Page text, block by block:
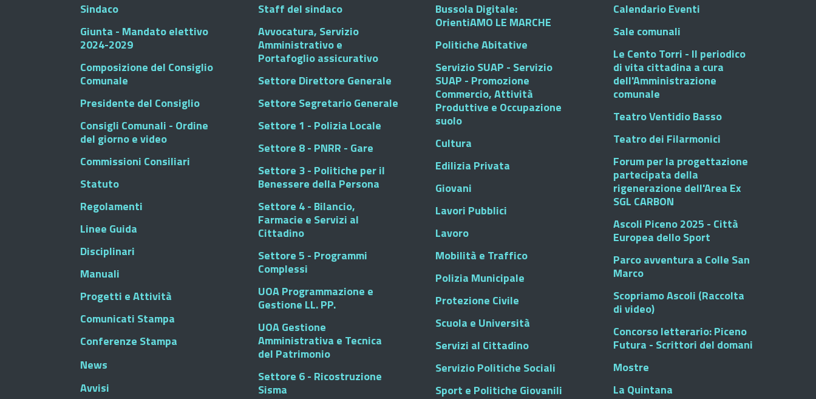
Sindaco
Giunta - Mandato elettivo
2024-2029
Composizione del Consiglio
Comunale
Presidente del Consiglio
Consigli Comunali - Ordine
del giorno e video
Commissioni Consiliari
Statuto
Regolamenti
Linee Guida
Disciplinari
Manuali
Progetti e Attività
Comunicati Stampa
Conferenze Stampa
News
Avvisi
Staff del sindaco
Avvocatura, Servizio
Amministrativo e
Portafoglio assicurativo
Settore Direttore Generale
Settore Segretario Generale
Settore 1 - Polizia Locale
Settore 8 - PNRR - Gare
Settore 3 - Politiche per il
Benessere della Persona
Settore 4 - Bilancio,
Farmacie e Servizi al
Cittadino
Settore 5 - Programmi
Complessi
UOA Programmazione e
Gestione LL. PP.
UOA Gestione
Amministrativa e Tecnica
del Patrimonio
Settore 6 - Ricostruzione
Sisma
Bussola Digitale:
OrientiAMO LE MARCHE
Politiche Abitative
Servizio SUAP - Servizio
SUAP - Promozione
Commercio, Attività
Produttive e Occupazione
suolo
Cultura
Edilizia Privata
Giovani
Lavori Pubblici
Lavoro
Mobilità e Traffico
Polizia Municipale
Protezione Civile
Scuola e Università
Servizi al Cittadino
Servizio Politiche Sociali
Sport e Politiche Giovanili
Calendario Eventi
Sale comunali
Le Cento Torri - Il periodico
di vita cittadina a cura
dell'Amministrazione
comunale
Teatro Ventidio Basso
Teatro dei Filarmonici
Forum per la progettazione
partecipata della
rigenerazione dell'Area Ex
SGL CARBON
Ascoli Piceno 2025 - Città
Europea dello Sport
Parco avventura a Colle San
Marco
Scopriamo Ascoli (Raccolta
di video)
Concorso letterario: Piceno
Futura - Scrittori del domani
Mostre
La Quintana